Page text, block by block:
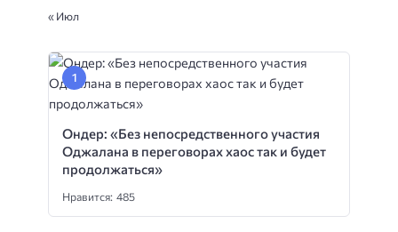
« Июл
Ондер: «Без непосредственного участия
Оджалана в переговорах хаос так и будет
продолжаться»
Нравится: 485